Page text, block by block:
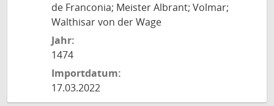
de Franconia; Meister Albrant; Volmar;
Walthisar von der Wage
Jahr:
1474
Importdatum:
17.03.2022